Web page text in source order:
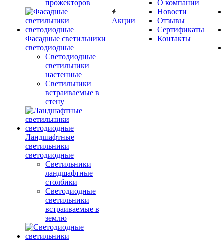
прожекторов
Фасадные светильники
светодиодные
Светодиодные
светильники
настенные
Светильники
встраиваемые в
стену
Ландшафтные
светильники
светодиодные
Светильники
ландшафтные
столбики
Светодиодные
светильники
встраиваемые в
землю
Акции
О компании
Новости
Отзывы
Сертификаты
Контакты